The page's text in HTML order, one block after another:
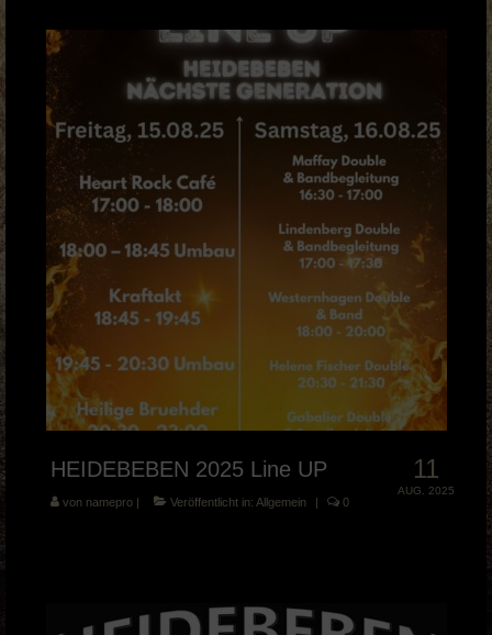
11
AUG. 2025
HEIDEBEBEN 2025 Line UP
von namepro | Veröffentlicht in: Allgemein | 0